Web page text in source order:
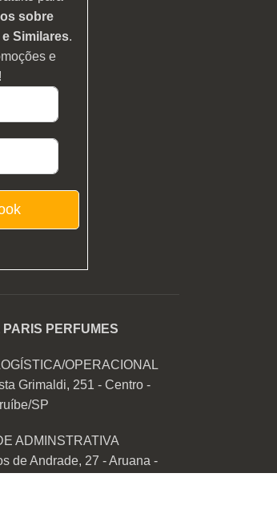
sobre
Similares.
e
PERFUMES
OPERACIONAL
Grimaldi, 251 - Centro -
SP
ADMINSTRATIVA
de Andrade, 27 - Aruana -